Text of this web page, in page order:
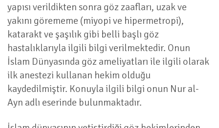
yapısı verildikten sonra göz zaafları, uzak ve
yakını görememe (miyopi ve hipermetropi),
katarakt ve şaşılık gibi belli başlı göz
hastalıklarıyla ilgili bilgi verilmektedir. Onun
İslam Dünyasında göz ameliyatları ile ilgili olarak
ilk anestezi kullanan hekim olduğu
kaydedilmiştir. Konuyla ilgili bilgi onun Nur al-
Ayn adlı eserinde bulunmaktadır.